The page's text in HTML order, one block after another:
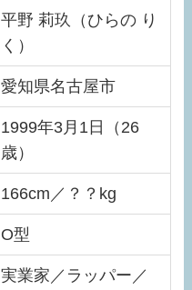
平野 莉玖（ひらの り
く）
愛知県名古屋市
1999年3月1日（26
歳）
166cm／？？kg
O型
実業家／ラッパー／